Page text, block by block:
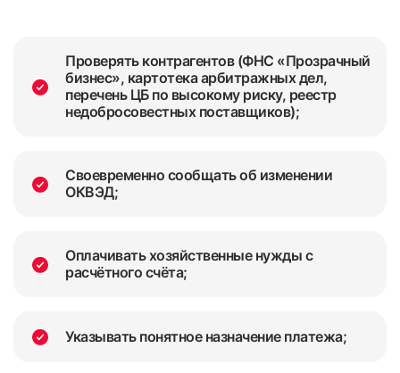
Проверять контрагентов (ФНС «Прозрачный
бизнес», картотека арбитражных дел,
перечень ЦБ по высокому риску, реестр
недобросовестных поставщиков);
Своевременно сообщать об изменении
ОКВЭД;
Оплачивать хозяйственные нужды с
расчётного счёта;
Указывать понятное назначение платежа;